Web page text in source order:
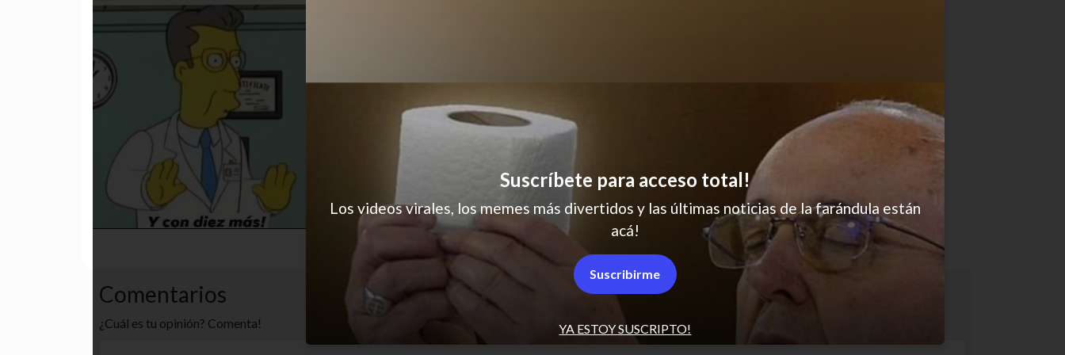
Los simpson
Comentarios
¿Cuál es tu opinión? Comenta! YA ESTOY SUSCRIPTO!
Suscríbete para acceso total!
Los videos virales, los memes más divertidos y las últimas noticias de la farándula están
acá!
Suscribirme